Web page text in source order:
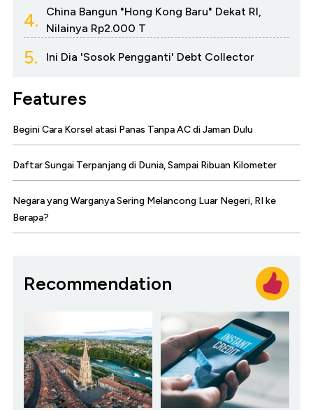
4.
China Bangun "Hong Kong Baru" Dekat RI,
Nilainya Rp2.000 T
5. Ini Dia 'Sosok Pengganti' Debt Collector
Features
Begini Cara Korsel atasi Panas Tanpa AC di Jaman Dulu
Daftar Sungai Terpanjang di Dunia, Sampai Ribuan Kilometer
Negara yang Warganya Sering Melancong Luar Negeri, RI ke
Berapa?
Recommendation